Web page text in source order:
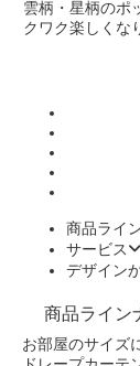
雲柄・星柄のポ
クワク楽しくな
商品ライ
サービス
デザイン
商品ライン
お部屋のサイズ